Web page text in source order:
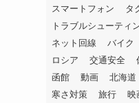
スマートフォン
タ
トラブルシューティ
ネット回線
バイク
ロシア
交通安全
函館
動画 北海道
寒さ対策
旅行 映